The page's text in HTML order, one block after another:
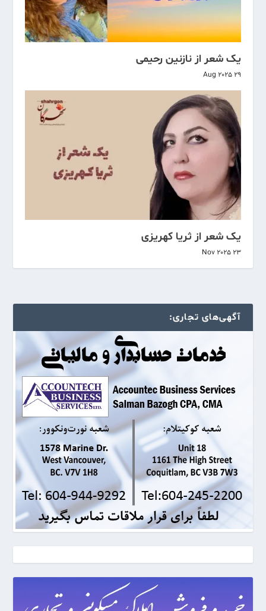
یک شعر از نازنین رحیمی
29 Aug 2025
یک شعر از ثریا کهریزی
23 Nov 2025
آگهی‌های تجاری: